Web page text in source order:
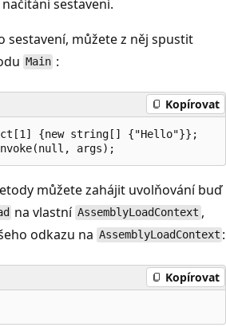
sestavení.
sestavení, můžete z něj spustit
Main :
Kopírovat
{new string[] {"Hello"}};
můžete zahájit uvolňování buď
na vlastní AssemblyLoadContext ,
odkazu na AssemblyLoadContext :
Kopírovat